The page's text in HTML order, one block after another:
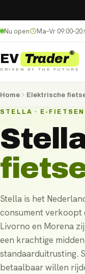
Nu open Ma–Vr
EV Trader®
DRIVEN BY THE FUTURE
Home Elektrische
STELLA · E-FIETSEN
Stella is het
consument verkoopt
Livorno en Morena
een krachtige
standaarduitrusting.
betaalbaar willen